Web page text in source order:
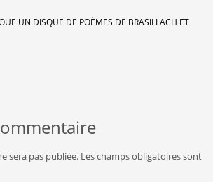
UN DISQUE DE POÈMES DE BRASILLACH ET
sera pas publiée. Les champs obligatoires sont